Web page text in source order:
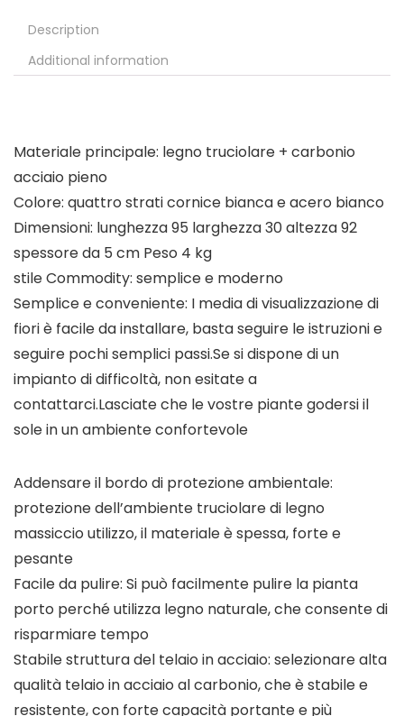
Description
Additional information
Materiale principale: legno truciolare + carbonio
acciaio pieno
Colore: quattro strati cornice bianca e acero bianco
Dimensioni: lunghezza 95 larghezza 30 altezza 92
spessore da 5 cm Peso 4 kg
stile Commodity: semplice e moderno
Semplice e conveniente: I media di visualizzazione di
fiori è facile da installare, basta seguire le istruzioni e
seguire pochi semplici passi.Se si dispone di un
impianto di difficoltà, non esitate a
contattarci.Lasciate che le vostre piante godersi il
sole in un ambiente confortevole
Addensare il bordo di protezione ambientale:
protezione dell’ambiente truciolare di legno
massiccio utilizzo, il materiale è spessa, forte e
pesante
Facile da pulire: Si può facilmente pulire la pianta
porto perché utilizza legno naturale, che consente di
risparmiare tempo
Stabile struttura del telaio in acciaio: selezionare alta
qualità telaio in acciaio al carbonio, che è stabile e
resistente, con forte capacità portante e più